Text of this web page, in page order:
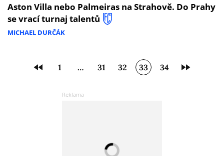
Aston Villa nebo Palmeiras na Strahově. Do Prahy
se vrací turnaj talentů
MICHAEL DURČÁK
1 … 31 32 33 34